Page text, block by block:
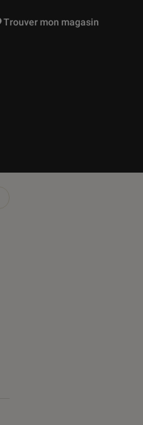
vous être proposées
Trouver mon magasin